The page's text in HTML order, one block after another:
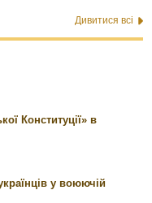
Дивитися всі
Конституції» в
у воюючій